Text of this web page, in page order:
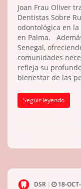
Joan Frau Oliver
Dentistas Sobre
odontológica en
en Palma.
Senegal,
comunidades
refleja su
bienestar de las
Seguir leyendo
DSR 18-